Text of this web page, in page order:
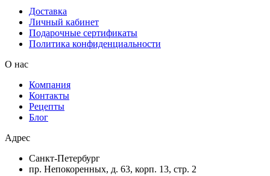
Доставка
Личный кабинет
Подарочные сертификаты
Политика конфиденциальности
О нас
Компания
Контакты
Рецепты
Блог
Адрес
Санкт-Петербург
пр. Непокоренных, д. 63, корп. 13, стр. 2